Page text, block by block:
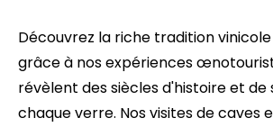
Découvrez la riche tradition
grâce à nos expériences
révèlent des siècles d'histoire et de
chaque verre. Nos visites de caves